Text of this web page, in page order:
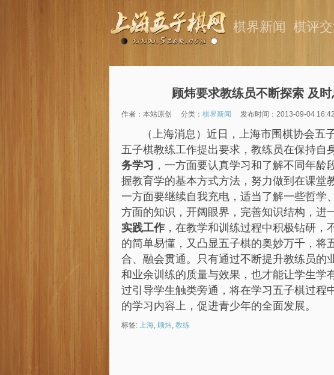
棋界新闻 棋评
顾炜要求教练员不断探索 及
作者：本站原创 分类： 棋界新闻 发布时间：2013-09-04
（上海消息）近日，上海市围棋协会五
五子棋教练工作提出要求，教练员在保持自
务学习 ，一方面要认真学习和了解不同年
握教育学的基本方式方法，努力做到在课堂
一方面要继续自我充电，适当了解一些哲学
方面的知识，开阔眼界，完善知识结构，进
实践工作，在教学和训练过程中积极钻研，
的简单易懂，又凸显五子棋的奥妙万千，将
合、融会贯通。只有通过不断提升教练员的
和业余训练的质量与效果，也才能让学生学
过引导学生触类旁通，将在学习五子棋过程
的学习内容上，促进青少年的全面发展。
标签: 上海, 顾炜, 教练